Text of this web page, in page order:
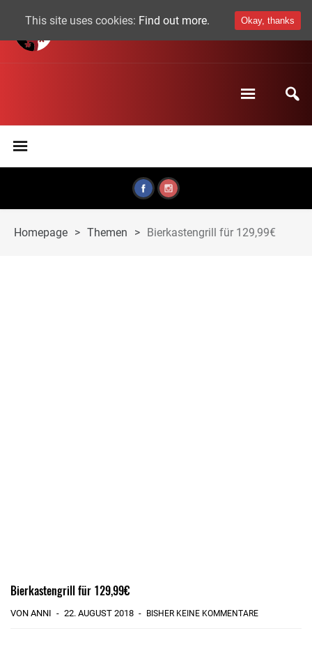
Homepage > Themen > Bierkastengrill für 129,99€
Bierkastengrill für 129,99€
VON ANNI 22. AUGUST 2018 BISHER KEINE KOMMENTARE
This site uses cookies: Find out more. Okay, thanks